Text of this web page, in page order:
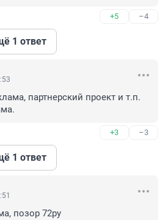
+5 –4
1 ответ
партнерский проект и т.п.
+3 –3
1 ответ
позор 72ру